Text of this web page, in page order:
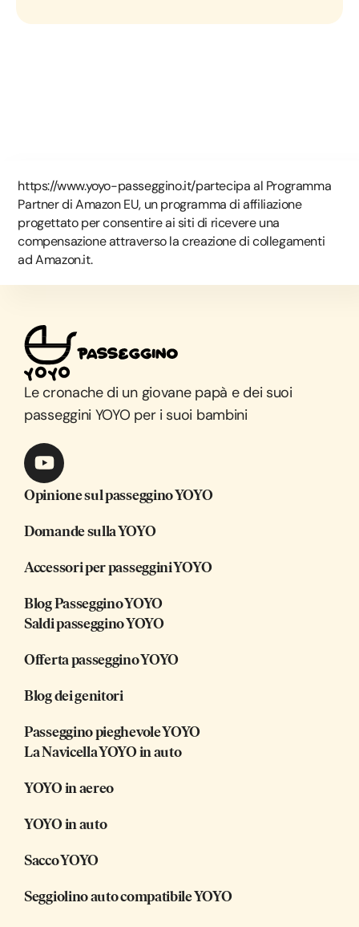
https://www.yoyo-passeggino.it/partecipa al Programma
Partner di Amazon EU, un programma di affiliazione
progettato per consentire ai siti di ricevere una
compensazione attraverso la creazione di collegamenti
ad Amazon.it.
Le cronache di un giovane papà e dei suoi
passeggini YOYO per i suoi bambini
Opinione sul passeggino YOYO
Domande sulla YOYO
Accessori per passeggini YOYO
Blog Passeggino YOYO
Saldi passeggino YOYO
Offerta passeggino YOYO
Blog dei genitori
Passeggino pieghevole YOYO
La Navicella YOYO in auto
YOYO in aereo
YOYO in auto
Sacco YOYO
Seggiolino auto compatibile YOYO